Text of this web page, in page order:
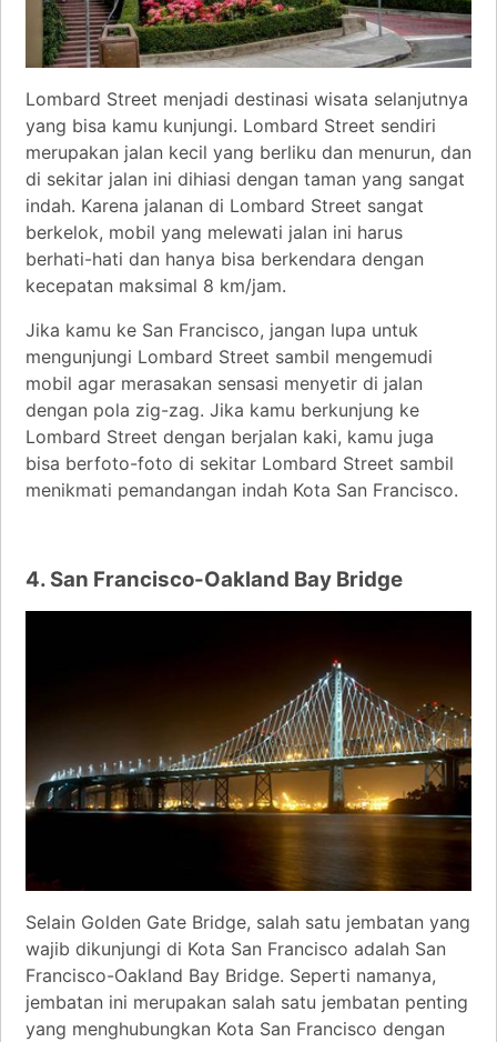
Lombard Street menjadi destinasi wisata selanjutnya
yang bisa kamu kunjungi. Lombard Street sendiri
merupakan jalan kecil yang berliku dan menurun, dan
di sekitar jalan ini dihiasi dengan taman yang sangat
indah. Karena jalanan di Lombard Street sangat
berkelok, mobil yang melewati jalan ini harus
berhati-hati dan hanya bisa berkendara dengan
kecepatan maksimal 8 km/jam.
Jika kamu ke San Francisco, jangan lupa untuk
mengunjungi Lombard Street sambil mengemudi
mobil agar merasakan sensasi menyetir di jalan
dengan pola zig-zag. Jika kamu berkunjung ke
Lombard Street dengan berjalan kaki, kamu juga
bisa berfoto-foto di sekitar Lombard Street sambil
menikmati pemandangan indah Kota San Francisco.
4. San Francisco-Oakland Bay Bridge
Selain Golden Gate Bridge, salah satu jembatan yang
wajib dikunjungi di Kota San Francisco adalah San
Francisco-Oakland Bay Bridge. Seperti namanya,
jembatan ini merupakan salah satu jembatan penting
yang menghubungkan Kota San Francisco dengan